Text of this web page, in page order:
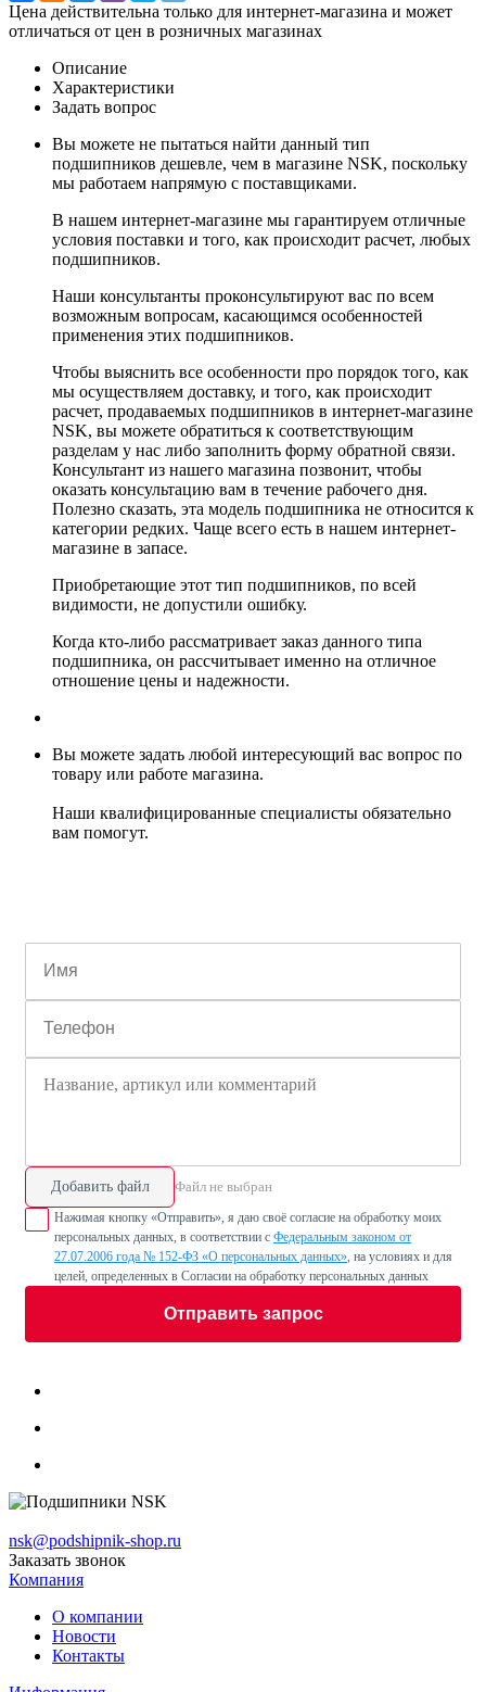
Цена действительна только для интернет-магазина и может
отличаться от цен в розничных магазинах
Описание
Характеристики
Задать вопрос
Вы можете не пытаться найти данный тип
подшипников дешевле, чем в магазине NSK, поскольку
мы работаем напрямую с поставщиками.
В нашем интернет-магазине мы гарантируем отличные
условия поставки и того, как происходит расчет, любых
подшипников.
Наши консультанты проконсультируют вас по всем
возможным вопросам, касающимся особенностей
применения этих подшипников.
Чтобы выяснить все особенности про порядок того, как
мы осуществляем доставку, и того, как происходит
расчет, продаваемых подшипников в интернет-магазине
NSK, вы можете обратиться к соответствующим
разделам у нас либо заполнить форму обратной связи.
Консультант из нашего магазина позвонит, чтобы
оказать консультацию вам в течение рабочего дня.
Полезно сказать, эта модель подшипника не относится к
категории редких. Чаще всего есть в нашем интернет-
магазине в запасе.
Приобретающие этот тип подшипников, по всей
видимости, не допустили ошибку.
Когда кто-либо рассматривает заказ данного типа
подшипника, он рассчитывает именно на отличное
отношение цены и надежности.
Вы можете задать любой интересующий вас вопрос по
товару или работе магазина.
Наши квалифицированные специалисты обязательно
вам помогут.
Добавить файл Файл не выбран
Нажимая кнопку «Отправить», я даю своё согласие на обработку моих
персональных данных, в соответствии с Федеральным законом от
27.07.2006 года № 152-ФЗ «О персональных данных», на условиях и для
целей, определенных в Согласии на обработку персональных данных
Отправить запрос
nsk@podshipnik-shop.ru
Заказать звонок
Компания
О компании
Новости
Контакты